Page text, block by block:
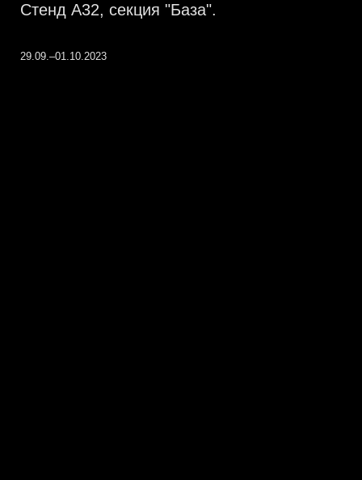
Стенд А32, секция "База".
29.09.–01.10.2023